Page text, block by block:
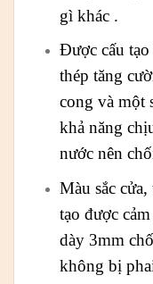
gì khác .
Được cấu
thép tăng
cong và một
khả năng
nước nên
Màu sắc
tạo được
dày 3mm
không bị